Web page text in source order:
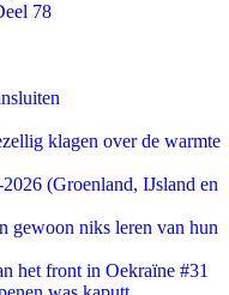
78
klagen over de warmte
(Groenland, IJsland en
gewoon niks leren van hun
het front in Oekraïne #31